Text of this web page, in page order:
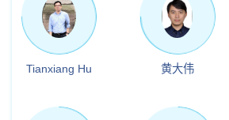
Tianxiang Hu 黄大伟